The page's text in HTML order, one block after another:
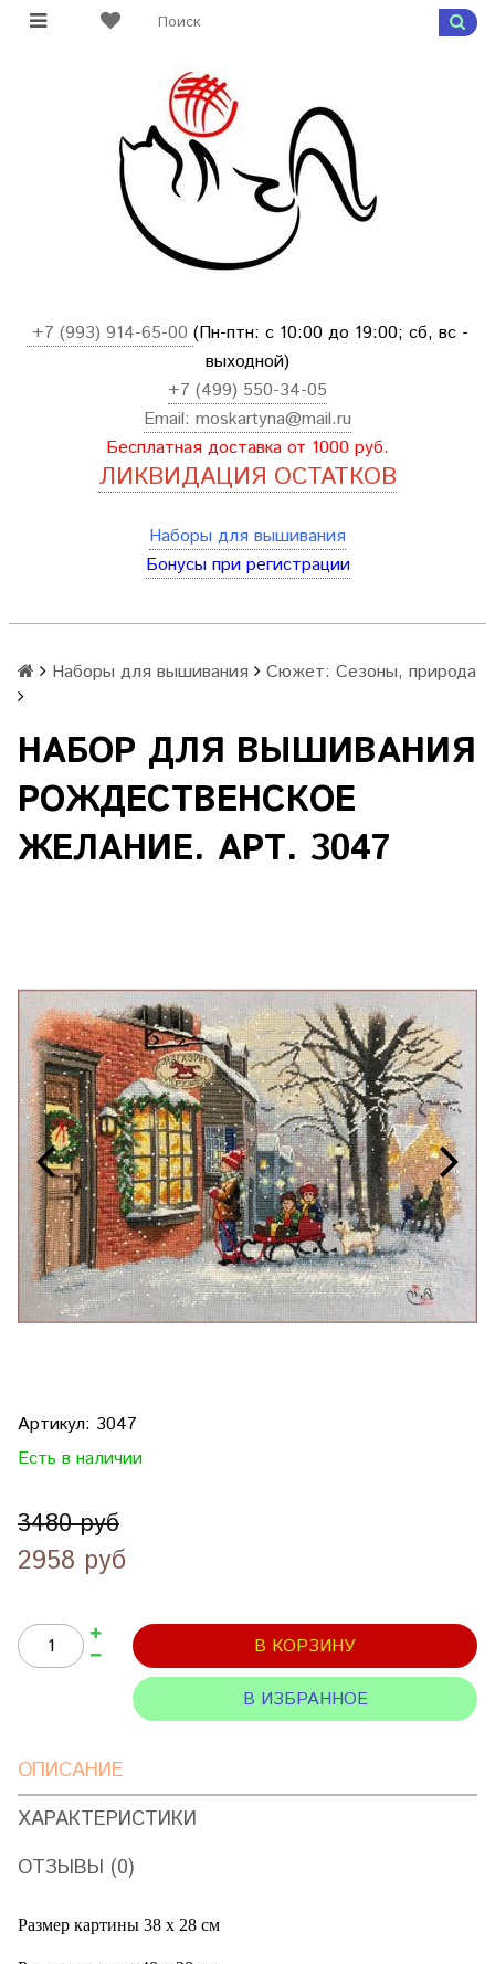
+7 (993) 914-65-00 (Пн-птн: с 10:00 до 19:00; сб, вс -
выходной)
+7 (499) 550-34-05
Email: moskartyna@mail.ru
Бесплатная доставка от 1000 руб.
ЛИКВИДАЦИЯ ОСТАТКОВ
Наборы для вышивания
Бонусы при регистрации
Наборы для вышивания Сюжет: Сезоны, природа
НАБОР ДЛЯ ВЫШИВАНИЯ
РОЖДЕСТВЕНСКОЕ
ЖЕЛАНИЕ. АРТ. 3047
Артикул: 3047
Есть в наличии
3480 руб
2958 руб
В КОРЗИНУ
В ИЗБРАННОЕ
ОПИСАНИЕ
ХАРАКТЕРИСТИКИ
ОТЗЫВЫ (0)
Размер картины 38 х 28 см